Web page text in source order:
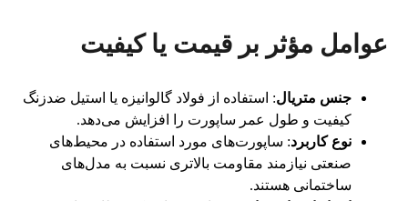
عوامل مؤثر بر قیمت یا کیفیت
جنس متریال: استفاده از فولاد گالوانیزه یا استیل ضدزنگ
کیفیت و طول عمر ساپورت را افزایش می‌دهد.
نوع کاربرد: ساپورت‌های مورد استفاده در محیط‌های
صنعتی نیازمند مقاومت بالاتری نسبت به مدل‌های
ساختمانی هستند.